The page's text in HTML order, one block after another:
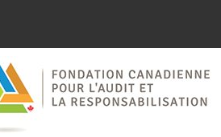
Faire
dans le